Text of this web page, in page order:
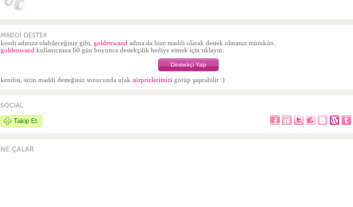
kendi adınıza olabileceğiniz gibi, goldenwand adına da bize maddi olarak destek olmanız mümkün.
goldenwand kullanıcısına 60 gün boyunca destekçilik hediye etmek için tıklayın:
Destekçi Yap
kendisi, sizin maddi desteğiniz sonucunda ufak sürprizlerimizi görüp şaşırabilir :)
Takip Et